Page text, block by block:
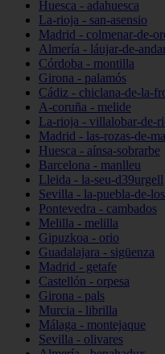
Huesca - adahuesca
La-rioja - san-asensio
Madrid - colmenar-de-
Almería - láujar-de-
Córdoba - montilla
Girona - palamós
Cádiz - chiclana-de-la-
A-coruña - melide
La-rioja - villalobar-de-
Madrid - las-rozas-de-
Huesca - aínsa-sobrarbe
Barcelona - manlleu
Lleida - la-seu-d39urgell
Sevilla - la-puebla-de-
Pontevedra - cambados
Melilla - melilla
Gipuzkoa - orio
Guadalajara - sigüenza
Madrid - getafe
Castellón - orpesa
Girona - pals
Murcia - librilla
Málaga - montejaque
Sevilla - olivares